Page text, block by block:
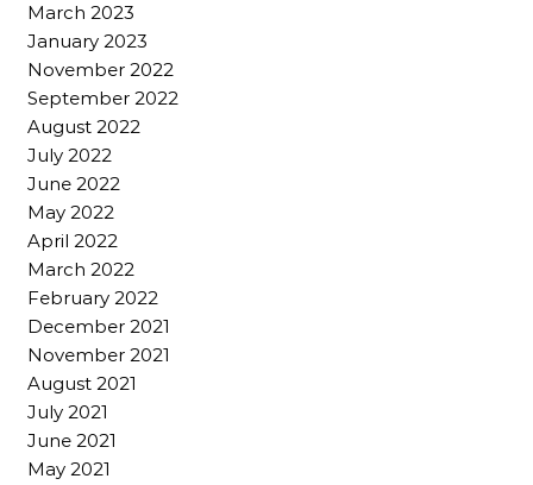
March 2023
January 2023
November 2022
September 2022
August 2022
July 2022
June 2022
May 2022
April 2022
March 2022
February 2022
December 2021
November 2021
August 2021
July 2021
June 2021
May 2021